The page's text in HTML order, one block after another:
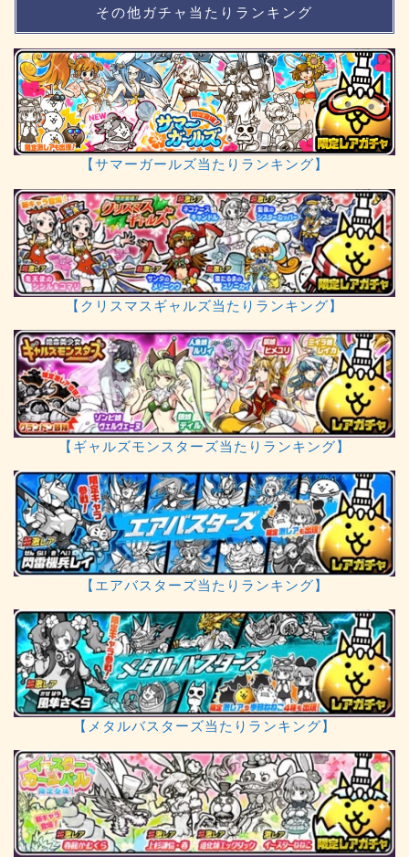
その他ガチャ当たりランキング
【サマーガールズ当たりランキング】
【クリスマスギャルズ当たりランキング】
【ギャルズモンスターズ当たりランキング】
【エアバスターズ当たりランキング】
【メタルバスターズ当たりランキング】